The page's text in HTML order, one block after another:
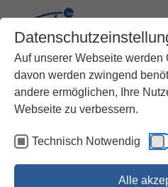
Auf unserer Webseite
davon werden zwingend
andere ermöglichen, Ihre
Webseite zu verbessern.
Technisch Notwendig
Alle